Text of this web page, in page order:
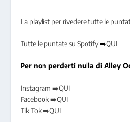
La playlist per rivedere tutte le
Tutte le puntate su Spotify➡️QUI
Per non perderti nulla di Alley
Instagram ➡️QUI
Facebook ➡️QUI
Tik Tok ➡️QUI